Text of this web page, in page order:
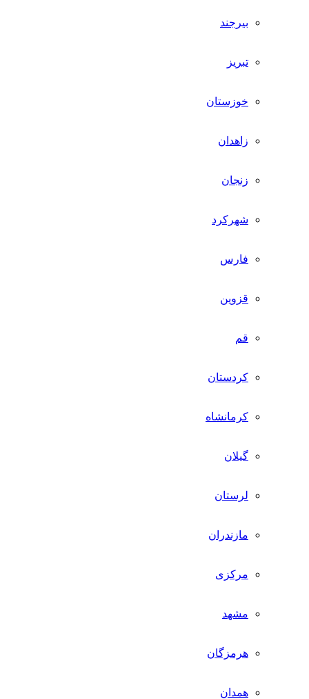
بیرجند
تبریز
خوزستان
زاهدان
زنجان
شهرکرد
فارس
قزوین
قم
کردستان
کرمانشاه
گیلان
لرستان
مازندران
مرکزی
مشهد
هرمزگان
همدان